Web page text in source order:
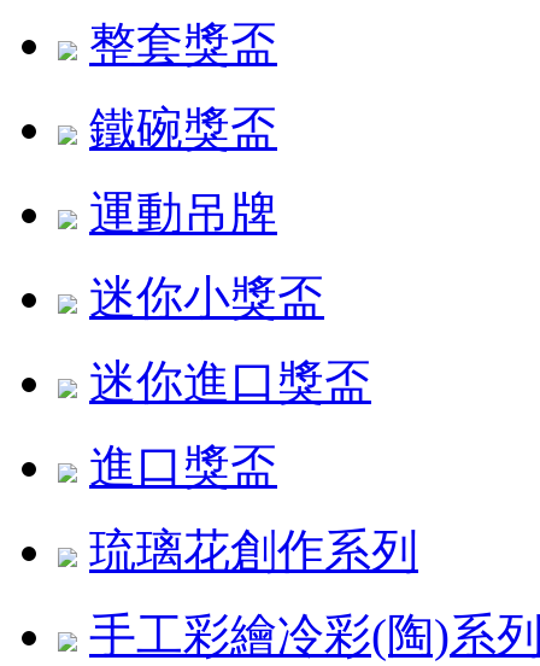
整套獎盃
鐵碗獎盃
運動吊牌
迷你小獎盃
迷你進口獎盃
進口獎盃
琉璃花創作系列
手工彩繪冷彩(陶)系